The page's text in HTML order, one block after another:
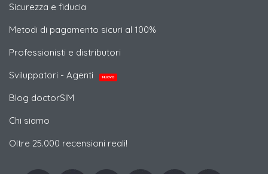
Sicurezza e fiducia
Metodi di pagamento sicuri al 100%
Professionisti e distributori
Sviluppatori - Agenti
NUOVO
Blog doctorSIM
Chi siamo
Oltre 25.000 recensioni reali!